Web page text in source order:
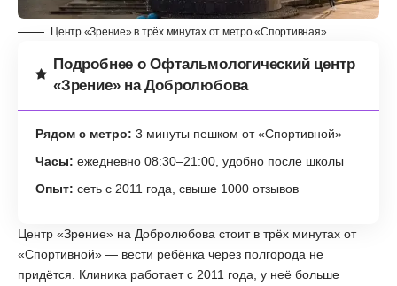
Центр «Зрение» в трёх минутах от метро «Спортивная»
Подробнее о Офтальмологический центр
«Зрение» на Добролюбова
Рядом с метро: 3 минуты пешком от «Спортивной»
Часы: ежедневно 08:30–21:00, удобно после школы
Опыт: сеть с 2011 года, свыше 1000 отзывов
Центр «Зрение» на Добролюбова стоит в трёх минутах от
«Спортивной» — вести ребёнка через полгорода не
придётся. Клиника работает с 2011 года, у неё больше